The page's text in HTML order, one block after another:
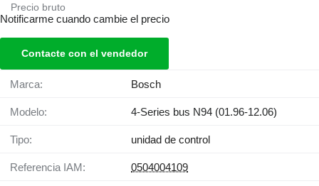
Precio bruto
Notificarme cuando cambie el precio
Contacte con el vendedor
Marca: Bosch
Modelo: 4-Series bus N94 (01.96-12.06)
Tipo: unidad de control
Referencia IAM: 0504004109